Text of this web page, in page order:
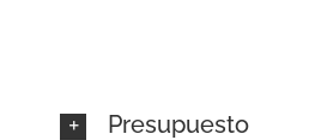
Presupuesto